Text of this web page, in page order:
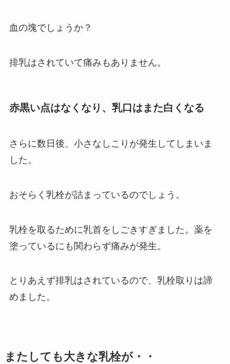
血の塊でしょうか？
排乳はされていて痛みもありません。
赤黒い点はなくなり、乳口はまた白くなる
さらに数日後、小さなしこりが発生してしまいま
した。
おそらく乳栓が詰まっているのでしょう。
乳栓を取るために乳首をしごきすぎました。薬を
塗っているにも関わらず痛みが発生。
とりあえず排乳はされているので、乳栓取りは諦
めました。
またしても大きな乳栓が・・